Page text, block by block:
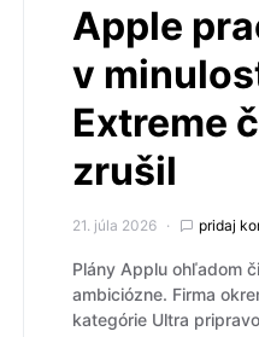
Apple
v
Extreme
zrušil
21. júla 2026 pridaj
Plány Applu ohľadom
ambiciózne. Firma
kategórie Ultra